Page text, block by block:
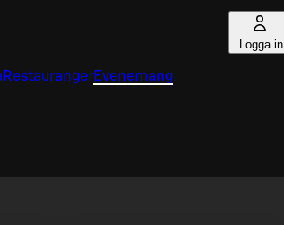
Logga in
RestaurangerEvenemang